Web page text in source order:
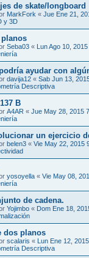
de skate/longboard
MarkFork « Jue Ene 21,
y 3D
Seba03 « Lun Ago 10,
ayudar con
davija12 « Sab Jun 13,
Descriptiva
B
A4AR « Jue May 28, 2015
un ejercicio
belen3 « Vie May 22, 2015
yosoyella « Vie May 08,
de cadena.
Yojimbo « Dom Ene 18,
dos planos
scalaris « Lun Ene 12,
Descriptiva